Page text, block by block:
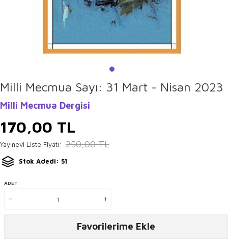
Milli Mecmua Sayı: 31 Mart - Nisan 2023
Milli Mecmua Dergisi
170,00 TL
Yayınevi Liste Fiyatı: 250,00TL
Stok Adedi: 51
ADET
Favorilerime Ekle